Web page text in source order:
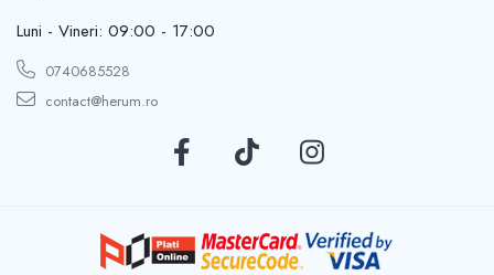
Luni - Vineri: 09:00 - 17:00
0740685528
contact@herum.ro